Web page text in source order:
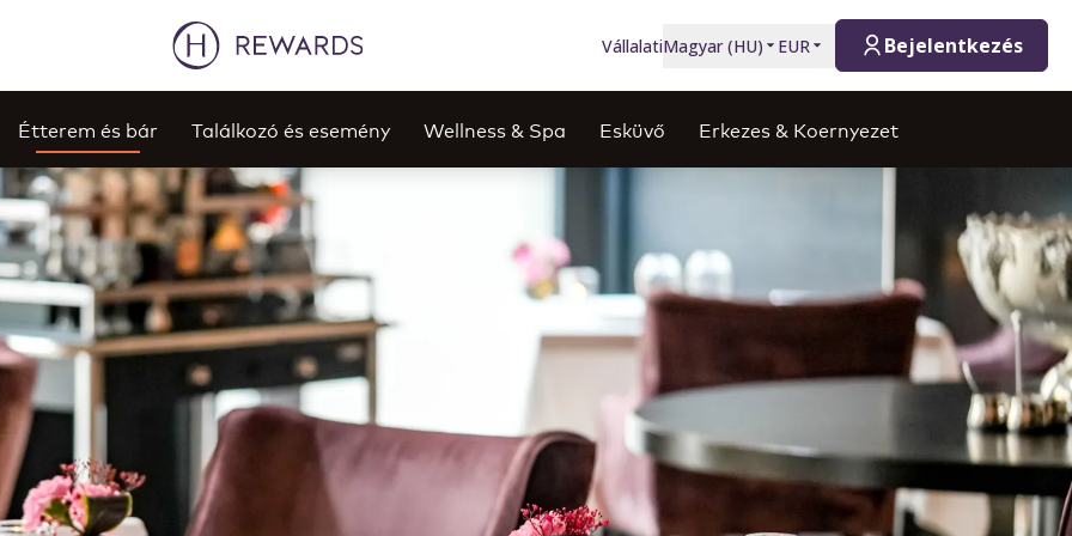
VállalatiMagyar(HU) EUR Bejelentkezés
Étterem és bár Találkozó és esemény Wellness & Spa Esküvő Erkezes & Koernyezet